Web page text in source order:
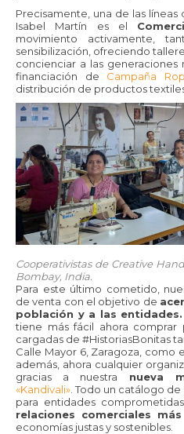
Precisamente, una de las
Isabel Martín es el
movimiento activamente,
sensibilización, ofreciendo
concienciar a las
financiación de Campaña
distribución de productos
Cooperativistas de Creative
Bombay, India.
Para este último cometido,
de venta con el objetivo de
población y a las entidades.
tiene más fácil ahora comprar
cargadas de #HistoriasBonitas
Calle Mayor 6, Zaragoza, como
además, ahora cualquier
gracias a nuestra nueva
«Kandivali» . Todo un catálogo
para entidades
relaciones comerciales
economías justas y sostenibles.